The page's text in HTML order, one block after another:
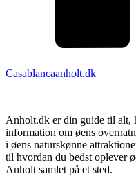
Casablancaanholt.dk
Anholt.dk er din guide til alt,
information om øens
i øens naturskønne
til hvordan du bedst oplever
Anholt samlet på et sted.